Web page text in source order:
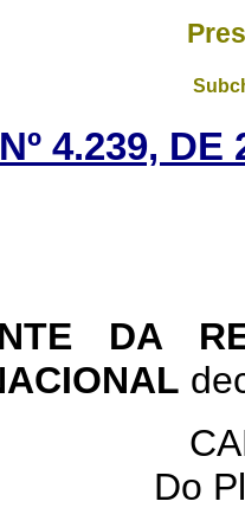
4.239, DE
DA
Do